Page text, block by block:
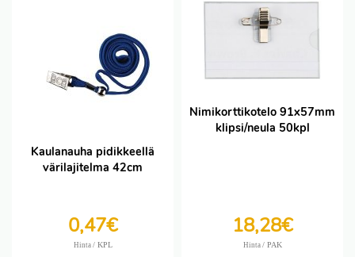
Kaulanauha pidikkeellä
värilajitelma 42cm
0,47€
Hinta / KPL
Nimikorttikotelo 91x57mm
klipsi/neula 50kpl
18,28€
Hinta / PAK